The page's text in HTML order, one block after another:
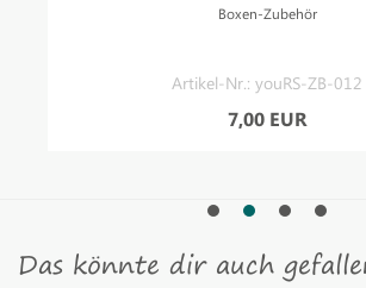
Boxen-Zubehör
Artikel-Nr.: youRS-ZB-012
7,00 EUR
Das könnte dir auch